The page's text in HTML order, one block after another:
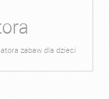
zabaw dla dzieci